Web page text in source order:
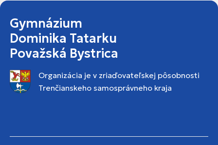
Gymnázium
Dominika Tatarku
Považská Bystrica
Organizácia je v zriaďovateľskej pôsobnosti
Trenčianskeho samosprávneho kraja